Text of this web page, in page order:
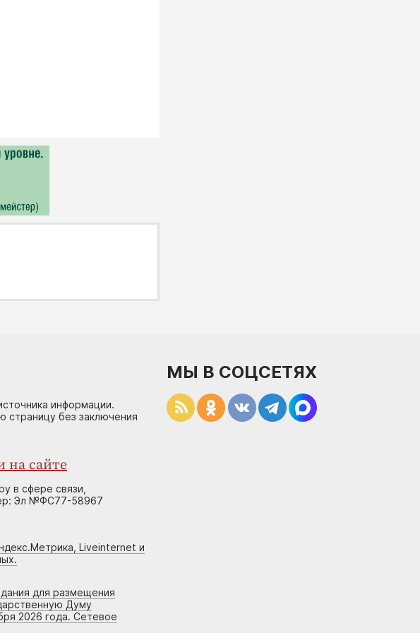
информации.
страницу без заключения
на сайте
в сфере связи,
Эл №ФС77-58967
Liveinternet и
для размещения
Думу
2026 года. Сетевое
МЫ В СОЦСЕТЯХ